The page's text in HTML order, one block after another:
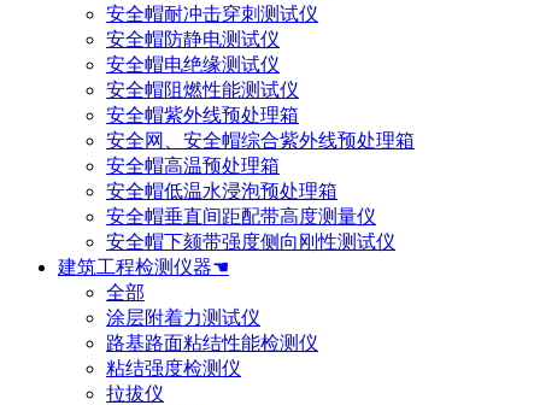
安全帽耐冲击穿刺测试仪
安全帽防静电测试仪
安全帽电绝缘测试仪
安全帽阻燃性能测试仪
安全帽紫外线预处理箱
安全网、安全帽综合紫外线预处理箱
安全帽高温预处理箱
安全帽低温水浸泡预处理箱
安全帽垂直间距配带高度测量仪
安全帽下颏带强度侧向刚性测试仪
建筑工程检测仪器☚
全部
涂层附着力测试仪
路基路面粘结性能检测仪
粘结强度检测仪
拉拔仪